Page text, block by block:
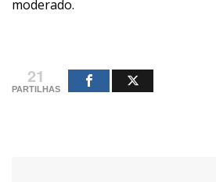
moderado.
21
PARTILHAS